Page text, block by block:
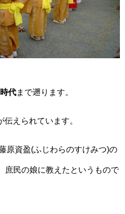
代まで遡ります。
伝えられています。
原資盈(ふじわらのすけみつ)の
庶民の娘に教えたというもので